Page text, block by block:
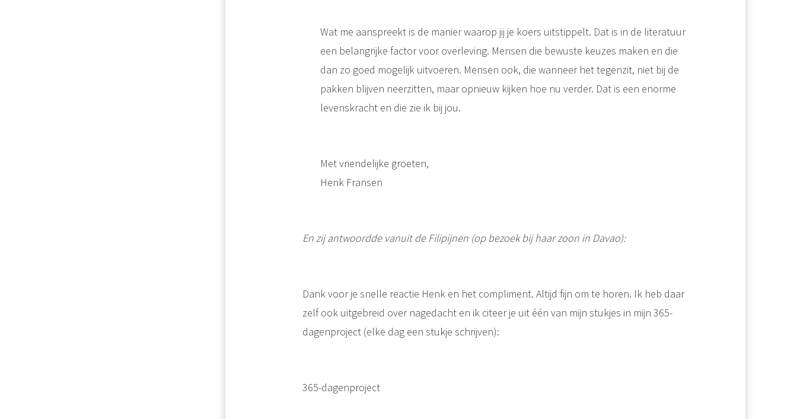
Wat me aanspreekt is de manier waarop jij je koers uitstippelt. Dat is in de literatuur
een belangrijke factor voor overleving. Mensen die bewuste keuzes maken en die
dan zo goed mogelijk uitvoeren. Mensen ook, die wanneer het tegenzit, niet bij de
pakken blijven neerzitten, maar opnieuw kijken hoe nu verder. Dat is een enorme
levenskracht en die zie ik bij jou.
Met vriendelijke groeten,
Henk Fransen
En zij antwoordde vanuit de Filipijnen (op bezoek bij haar zoon in Davao):
Dank voor je snelle reactie Henk en het compliment. Altijd fijn om te horen. Ik heb daar
zelf ook uitgebreid over nagedacht en ik citeer je uit één van mijn stukjes in mijn 365-
dagenproject (elke dag een stukje schrijven):
365-dagenproject